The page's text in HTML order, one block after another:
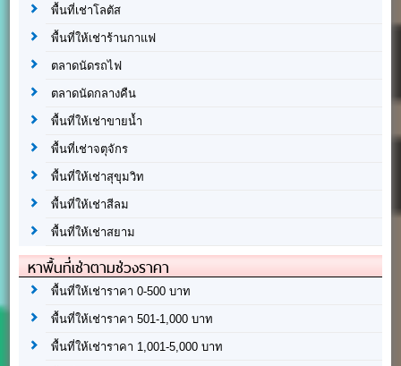
พื้นที่เช่าโลตัส
พื้นที่ให้เช่าร้านกาแฟ
ตลาดนัดรถไฟ
ตลาดนัดกลางคืน
พื้นที่ให้เช่าขายน้ำ
พื้นที่เช่าจตุจักร
พื้นที่ให้เช่าสุขุมวิท
พื้นที่ให้เช่าสีลม
พื้นที่ให้เช่าสยาม
หาพื้นที่เช่าตามช่วงราคา
พื้นที่ให้เช่าราคา 0-500 บาท
พื้นที่ให้เช่าราคา 501-1,000 บาท
พื้นที่ให้เช่าราคา 1,001-5,000 บาท